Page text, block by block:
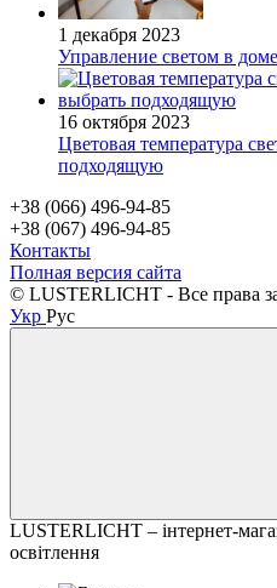
1 декабря 2023
Управление светом в
16 октября 2023
Цветовая температура
подходящую
+38 (066) 496-94-85
+38 (067) 496-94-85
Контакты
Полная версия сайта
© LUSTERLICHT - Все права
Укр Рус
LUSTERLICHT – інтернет-
освітлення